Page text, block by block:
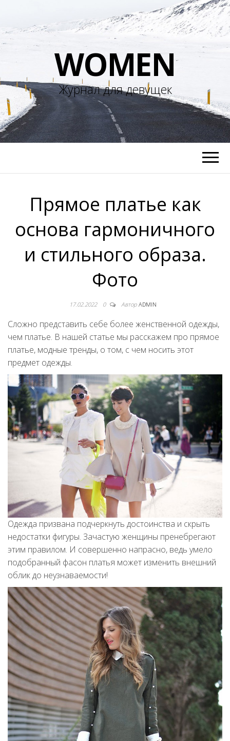
WOMEN
Журнал для девущек
Прямое платье как
основа гармоничного
и стильного образа.
Фото
17.02.2022 0 Автор ADMIN
Сложно представить себе более женственной одежды,
чем платье. В нашей статье мы расскажем про прямое
платье, модные тренды, о том, с чем носить этот
предмет одежды.
Одежда призвана подчеркнуть достоинства и скрыть
недостатки фигуры. Зачастую женщины пренебрегают
этим правилом. И совершенно напрасно, ведь умело
подобранный фасон платья может изменить внешний
облик до неузнаваемости!